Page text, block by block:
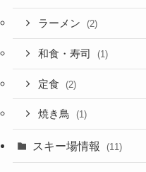
ラーメン (2)
和食・寿司 (1)
定食 (2)
焼き鳥 (1)
スキー場情報 (11)